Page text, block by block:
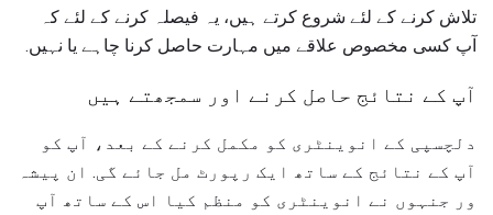
تلاش کرنے کے لئے شروع کرتے ہیں، یہ فیصلہ کرنے کے لئے کہ
آپ کسی مخصوص علاقے میں مہارت حاصل کرنا چاہے یا نہیں.
آپ کے نتائج حاصل کرنے اور سمجھتے ہیں
دلچسپی کے انوینٹری کو مکمل کرنے کے بعد، آپ کو
آپ کے نتائج کے ساتھ ایک رپورٹ مل جائے گی. ان پیشہ
ور جنہوں نے انوینٹری کو منظم کیا اس کے ساتھ آپ